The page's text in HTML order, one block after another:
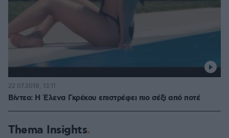
Βίντεο: Η Έλενα Γκρέκου επιστρέφει πιο σέξι από ποτέ
22.07.2018, 13:11
Thema Insights